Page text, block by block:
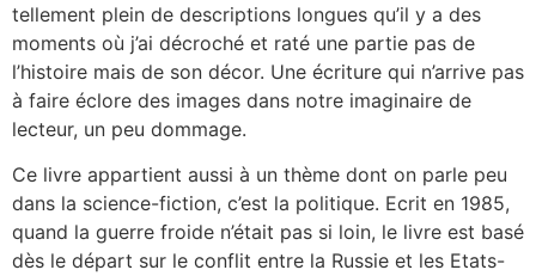
tellement plein de descriptions longues qu’il y a des
moments où j’ai décroché et raté une partie pas de
l’histoire mais de son décor. Une écriture qui n’arrive pas
à faire éclore des images dans notre imaginaire de
lecteur, un peu dommage.
Ce livre appartient aussi à un thème dont on parle peu
dans la science-fiction, c’est la politique. Ecrit en 1985,
quand la guerre froide n’était pas si loin, le livre est basé
dès le départ sur le conflit entre la Russie et les Etats-